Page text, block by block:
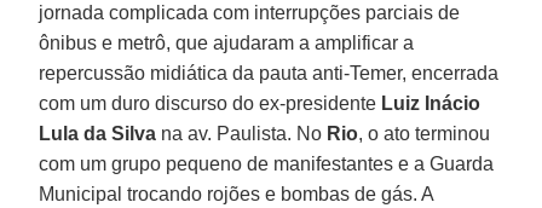
jornada complicada com interrupções parciais de
ônibus e metrô, que ajudaram a amplificar a
repercussão midiática da pauta anti-Temer, encerrada
com um duro discurso do ex-presidente Luiz Inácio
Lula da Silva na av. Paulista. No Rio, o ato terminou
com um grupo pequeno de manifestantes e a Guarda
Municipal trocando rojões e bombas de gás. A